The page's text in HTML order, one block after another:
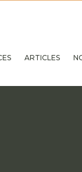
ARTICLES